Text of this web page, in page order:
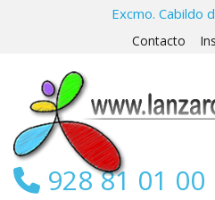
Excmo. Cabildo
Contacto
928 81 01 00